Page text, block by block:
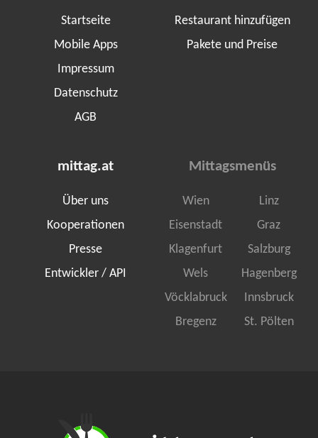
Startseite
Mobile Apps
Impressum
Datenschutz
AGB
Restaurant hinzufügen
Pakete und Preise
mittag.at
Über uns
Kooperationen
Presse
Entwickler / API
Mittagsmenüs
Wien
Linz
Eisenstadt
Graz
Klagenfurt
Salzburg
Wels
Hagenberg
Vöcklabruck
Innsbruck
Bregenz
St. Pölten